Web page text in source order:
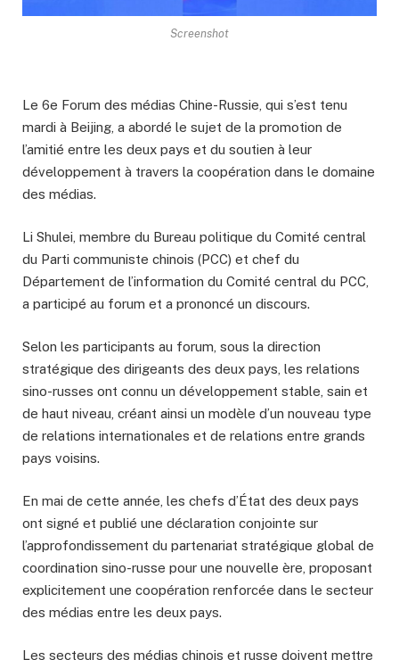
Screenshot
Le 6e Forum des médias Chine-Russie, qui s’est tenu
mardi à Beijing, a abordé le sujet de la promotion de
l’amitié entre les deux pays et du soutien à leur
développement à travers la coopération dans le domaine
des médias.
Li Shulei, membre du Bureau politique du Comité central
du Parti communiste chinois (PCC) et chef du
Département de l’information du Comité central du PCC,
a participé au forum et a prononcé un discours.
Selon les participants au forum, sous la direction
stratégique des dirigeants des deux pays, les relations
sino-russes ont connu un développement stable, sain et
de haut niveau, créant ainsi un modèle d’un nouveau type
de relations internationales et de relations entre grands
pays voisins.
En mai de cette année, les chefs d’État des deux pays
ont signé et publié une déclaration conjointe sur
l’approfondissement du partenariat stratégique global de
coordination sino-russe pour une nouvelle ère, proposant
explicitement une coopération renforcée dans le secteur
des médias entre les deux pays.
Les secteurs des médias chinois et russe doivent mettre